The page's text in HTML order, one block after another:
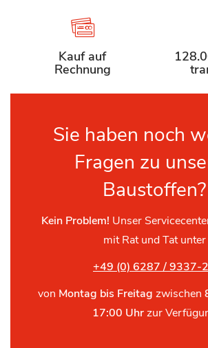
Kauf auf
Rechnung
Sie haben noch
Fragen zu
Baustoffen?
Kein Problem! Unser
mit Rat und Tat unter
+49 (0) 6287 / 9337-
von Montag bis Freitag zwischen
17:00 Uhrzur